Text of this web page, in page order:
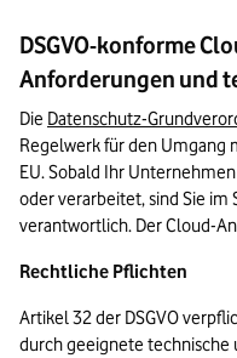
DSGVO-konforme
Anforderungen und
Die Datenschutz-
Regelwerk für den Umgang
EU. Sobald Ihr
oder verarbeitet, sind Sie im
verantwortlich. Der Cloud-
Rechtliche Pflichten
Artikel 32 der DSGVO
durch geeignete technische